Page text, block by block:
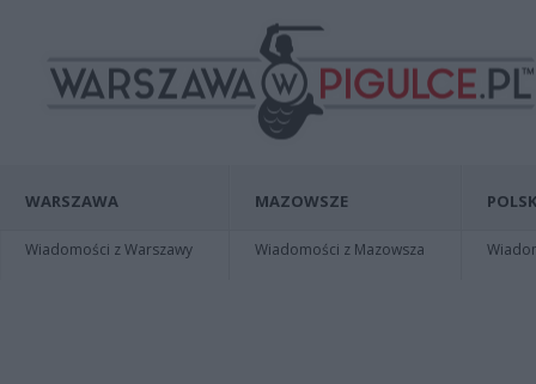
WARSZAWA
Wiadomości z Warszawy
MAZOWSZE
Wiadomości z Mazowsza